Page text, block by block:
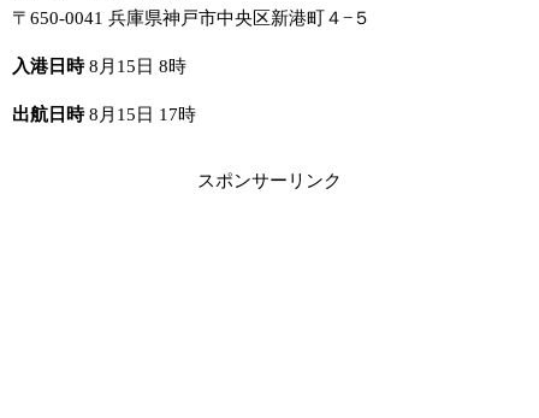
〒650-0041 兵庫県神戸市中央区新港町４−５
入港日時8月15日 8時
出航日時8月15日 17時
スポンサーリンク